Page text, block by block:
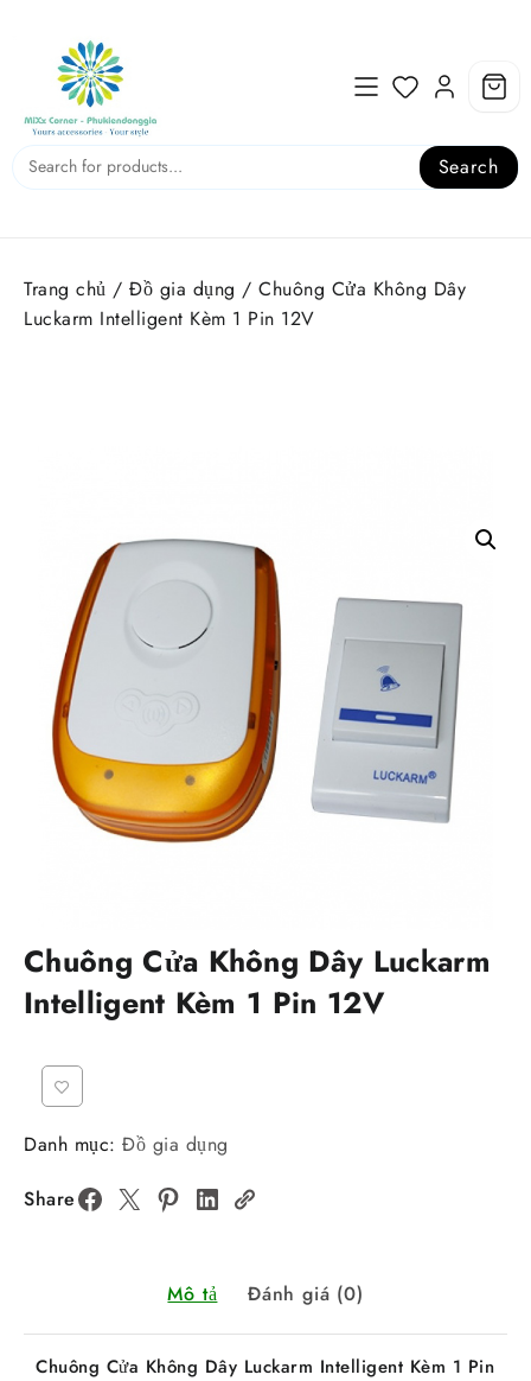
content
Search
Trang chủ / Đồ gia dụng / Chuông Cửa Không Dây
Luckarm Intelligent Kèm 1 Pin 12V
Chuông Cửa Không Dây Luckarm
Intelligent Kèm 1 Pin 12V
Danh mục: Đồ gia dụng
Share
Mô tả Đánh giá (0)
Chuông Cửa Không Dây Luckarm Intelligent Kèm 1 Pin